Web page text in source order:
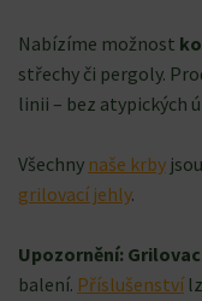
Nabízíme možnost
střechy či pergoly.
linii – bez atypických
Všechny naše krby
grilovací jehly.
Upozornění:
balení. Příslušenství